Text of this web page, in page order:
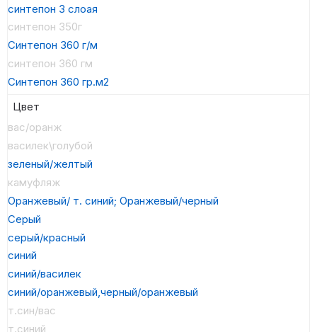
синтепон 3 слоая
синтепон 350г
Синтепон 360 г/м
синтепон 360 гм
Синтепон 360 гр.м2
Цвет
вас/оранж
василек\голубой
зеленый/желтый
камуфляж
Оранжевый/ т. синий; Оранжевый/черный
Серый
серый/красный
синий
синий/василек
синий/оранжевый,черный/оранжевый
т.син/вас
т.синий